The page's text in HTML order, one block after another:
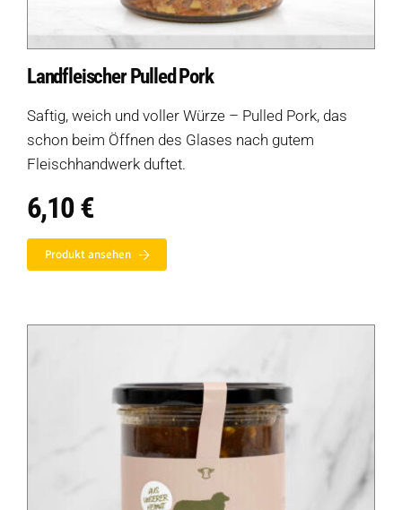
Landfleischer Pulled Pork
Saftig, weich und voller Würze – Pulled Pork, das
schon beim Öffnen des Glases nach gutem
Fleischhandwerk duftet.
6,10€
Produkt ansehen